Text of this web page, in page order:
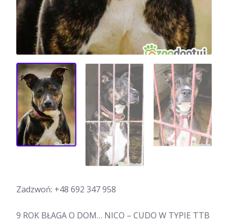
Zadzwoń: +48 692 347 958
9 ROK BŁAGA O DOM… NICO – CUDO W TYPIE TTB